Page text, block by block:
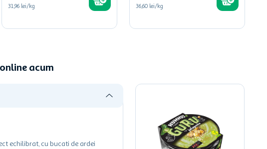
31,96 lei/kg 36,60 lei/kg
acum
echilibrat, cu bucati de ardei